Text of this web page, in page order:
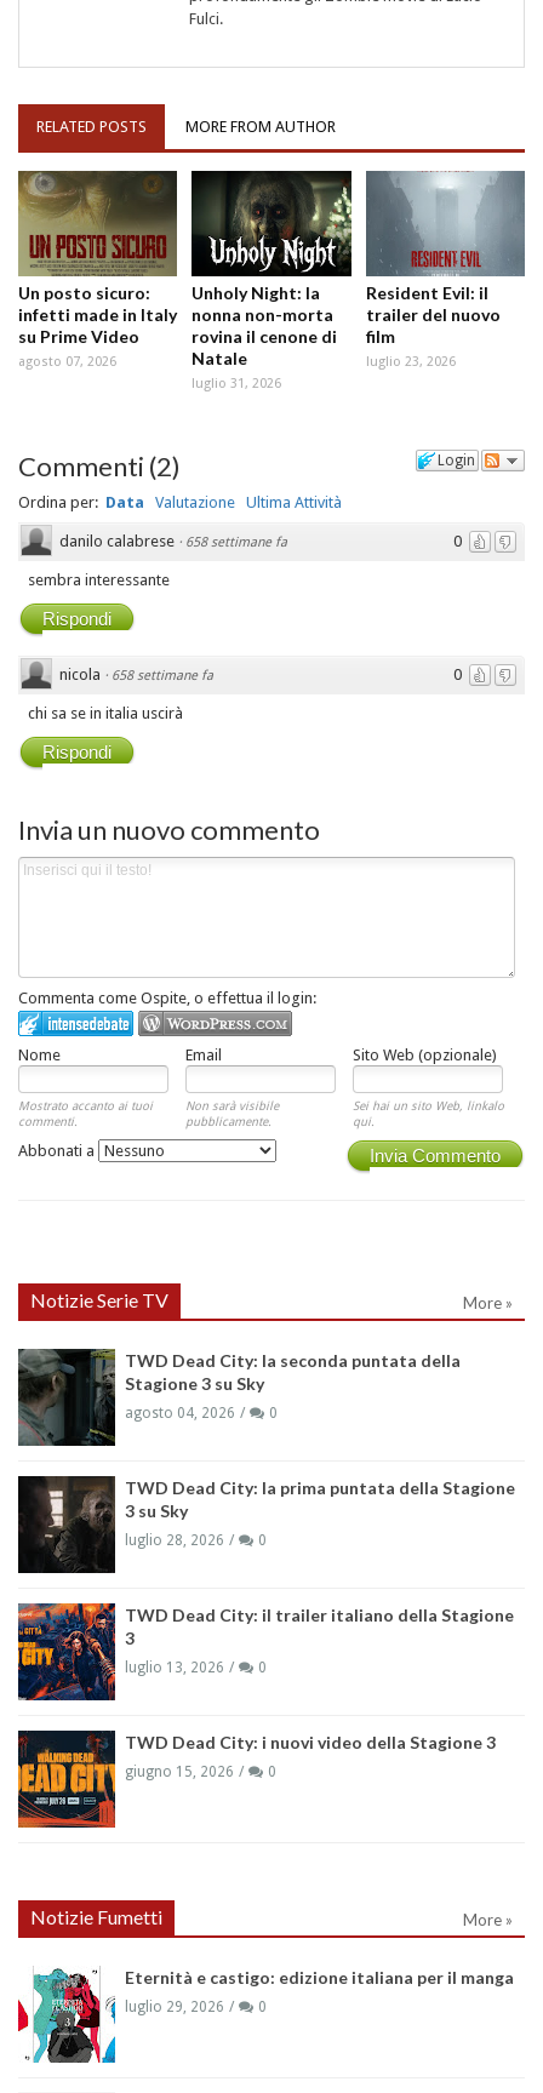
Fulci.
RELATED POSTS MORE FROM AUTHOR
Un posto sicuro:
infetti made in Italy
su Prime Video
agosto 07, 2026
Unholy Night: la
nonna non-morta
rovina il cenone di
Natale
luglio 31, 2026
Resident Evil: il
trailer del nuovo
film
luglio 23, 2026
Login
Commenti (2)
Ordina per: Data Valutazione Ultima Attività
0
danilo calabrese · 658 settimane fa
sembra interessante
Rispondi
0
nicola · 658 settimane fa
chi sa se in italia uscirà
Rispondi
Invia un nuovo commento
Commenta come Ospite, o effettua il login:
Nome Email Sito Web (opzionale)
Mostrato accanto ai tuoi
commenti.
Non sarà visibile
pubblicamente.
Sei hai un sito Web, linkalo
qui.
Invia Commento
Abbonati a
Notizie Serie TV More »
TWD Dead City: la seconda puntata della
Stagione 3 su Sky
agosto 04, 2026 0
TWD Dead City: la prima puntata della Stagione
3 su Sky
luglio 28, 2026 0
TWD Dead City: il trailer italiano della Stagione
3
luglio 13, 2026 0
TWD Dead City: i nuovi video della Stagione 3
giugno 15, 2026 0
Notizie Fumetti More »
Eternità e castigo: edizione italiana per il manga
luglio 29, 2026 0